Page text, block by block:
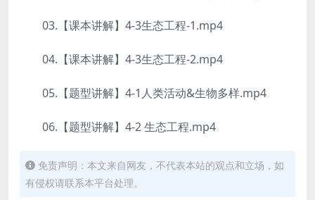
03.【课本讲解】4-3生态工程-1.mp4
04.【课本讲解】4-3生态工程-2.mp4
05.【题型讲解】4-1人类活动&生物多样.mp4
06.【题型讲解】4-2 生态工程.mp4
免责声明：本文来自网友，不代表本站的观点和立场，如
有侵权请联系本平台处理。